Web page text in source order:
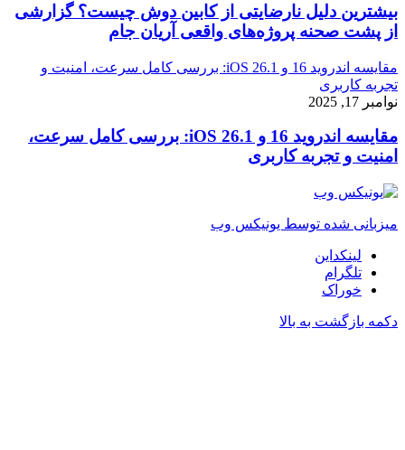
بیشترین دلیل نارضایتی از کابین دوش چیست؟ گزارشی
از پشت صحنه پروژه‌های واقعی آریان جام
مقایسه اندروید 16 و iOS 26.1: بررسی کامل سرعت، امنیت و
تجربه کاربری
نوامبر 17, 2025
مقایسه اندروید 16 و iOS 26.1: بررسی کامل سرعت،
امنیت و تجربه کاربری
میزبانی شده توسط یونیکس وب
لینکداین
تلگرام
خوراک
دکمه بازگشت به بالا